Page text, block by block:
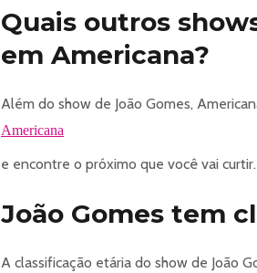
Quais outros
em Americana?
Além do show de João Gomes,
Americana
e encontre o próximo que você vai curtir.
João Gomes tem
A classificação etária do show de João